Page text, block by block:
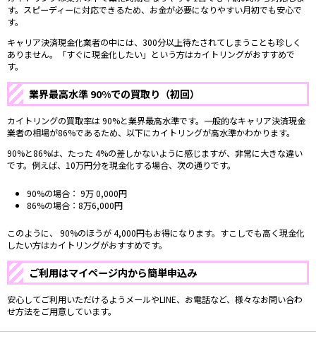
す。スピーディーに対応できるため、お金が必要になりやすい月初でも安心で
す。
キャリア決済現金化業者の中には、300分以上待たされてしまうことも珍しく
ありません。「すぐに現金化したい」という方はカイトリングがおすすめで
す。
業界最高水準 90%での買取り（初回）
カイトリングの買取率は90%と業界最高水準です。一般的なキャリア決済現金
業者の相場が86%であるため、以下にカイトリングが高水準かわかります。
90%と86%は、たった 4%の差しかないように感じますが、非常に大きな違い
です。例えば、10万円分を現金化する場合、次の通りです。
90%の場合： 9万0,000円
86%の場合：8万6,000円
このように、 90%のほうが4,000円もお得になります。すこしでも高く現金化
したい方はカイトリングがおすすめです。
ご利用はマイページ内から簡単申込み
安心してご利用いただけるようメールやLINE、お電話など、様々なお問い合わ
せ方法をご用意しています。